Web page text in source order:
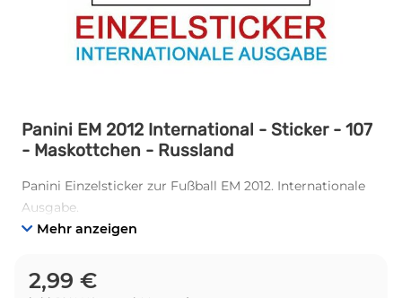
Panini EM 2012 International - Sticker - 107
- Maskottchen - Russland
Panini Einzelsticker zur Fußball EM 2012. Internationale
Ausgabe.
Mehr anzeigen
2,99 €